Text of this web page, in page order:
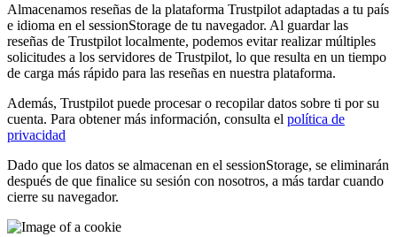
Almacenamos reseñas de la plataforma Trustpilot adaptadas a tu país
e idioma en el sessionStorage de tu navegador. Al guardar las
reseñas de Trustpilot localmente, podemos evitar realizar múltiples
solicitudes a los servidores de Trustpilot, lo que resulta en un tiempo
de carga más rápido para las reseñas en nuestra plataforma.
Además, Trustpilot puede procesar o recopilar datos sobre ti por su
cuenta. Para obtener más información, consulta el política de
privacidad
Dado que los datos se almacenan en el sessionStorage, se eliminarán
después de que finalice su sesión con nosotros, a más tardar cuando
cierre su navegador.